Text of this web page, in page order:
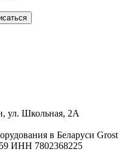
ул. Школьная, 2А
в Беларуси Grost
ИНН 7802368225